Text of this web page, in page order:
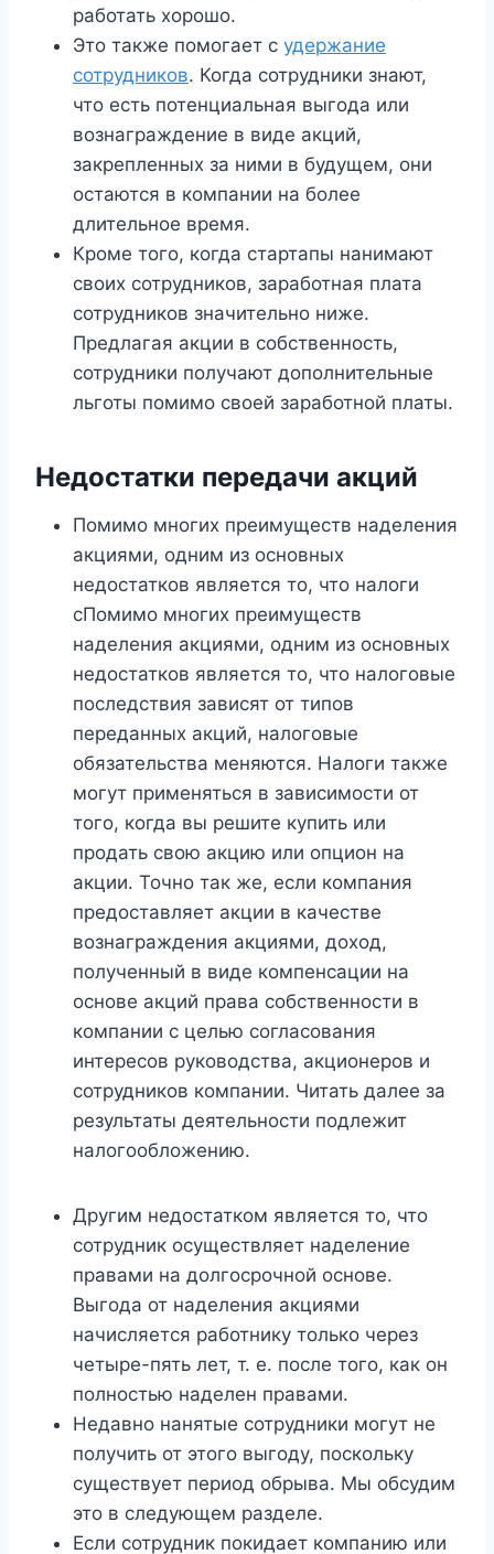
работать хорошо.
Это также помогает с удержание
сотрудников. Когда сотрудники знают,
что есть потенциальная выгода или
вознаграждение в виде акций,
закрепленных за ними в будущем, они
остаются в компании на более
длительное время.
Кроме того, когда стартапы нанимают
своих сотрудников, заработная плата
сотрудников значительно ниже.
Предлагая акции в собственность,
сотрудники получают дополнительные
льготы помимо своей заработной платы.
Недостатки передачи акций
Помимо многих преимуществ наделения
акциями, одним из основных
недостатков является то, что налоги
cПомимо многих преимуществ
наделения акциями, одним из основных
недостатков является то, что налоговые
последствия зависят от типов
переданных акций, налоговые
обязательства меняются. Налоги также
могут применяться в зависимости от
того, когда вы решите купить или
продать свою акцию или опцион на
акции. Точно так же, если компания
предоставляет акции в качестве
вознаграждения акциями, доход,
полученный в виде компенсации на
основе акций права собственности в
компании с целью согласования
интересов руководства, акционеров и
сотрудников компании. Читать далее за
результаты деятельности подлежит
налогообложению.
Другим недостатком является то, что
сотрудник осуществляет наделение
правами на долгосрочной основе.
Выгода от наделения акциями
начисляется работнику только через
четыре-пять лет, т. е. после того, как он
полностью наделен правами.
Недавно нанятые сотрудники могут не
получить от этого выгоду, поскольку
существует период обрыва. Мы обсудим
это в следующем разделе.
Если сотрудник покидает компанию или